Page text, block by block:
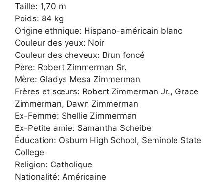
Taille: 1,70 m
Poids: 84 kg
Origine ethnique: Hispano-américain blanc
Couleur des yeux: Noir
Couleur des cheveux: Brun foncé
Père: Robert Zimmerman Sr.
Mère: Gladys Mesa Zimmerman
Frères et sœurs: Robert Zimmerman Jr., Grace
Zimmerman, Dawn Zimmerman
Ex-Femme: Shellie Zimmerman
Ex-Petite amie: Samantha Scheibe
Éducation: Osburn High School, Seminole State
College
Religion: Catholique
Nationalité: Américaine